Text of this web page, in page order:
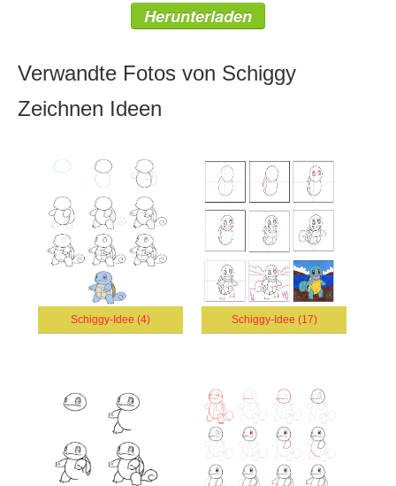
Herunterladen
Verwandte Fotos von Schiggy
Zeichnen Ideen
Schiggy-Idee (4) Schiggy-Idee (17)